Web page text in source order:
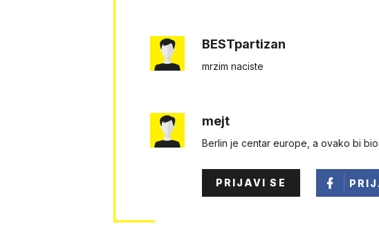
BESTpartizan
mrzim naciste
mejt
Berlin je centar europe, a ovako bi
PRIJAVI SE